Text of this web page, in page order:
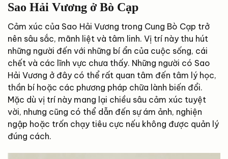
Sao Hải Vương ở Bò Cạp
Cảm xúc của Sao Hải Vương trong Cung Bò Cạp trở
nên sâu sắc, mãnh liệt và tâm linh. Vị trí này thu hút
những người đến với những bí ẩn của cuộc sống, cái
chết và các lĩnh vực chưa thấy. Những người có Sao
Hải Vương ở đây có thể rất quan tâm đến tâm lý học,
thần bí hoặc các phương pháp chữa lành biến đổi.
Mặc dù vị trí này mang lại chiều sâu cảm xúc tuyệt
vời, nhưng cũng có thể dẫn đến sự ám ảnh, nghiện
ngập hoặc trốn chạy tiêu cực nếu không được quản lý
đúng cách.